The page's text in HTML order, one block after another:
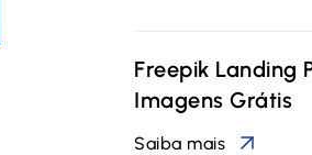
Freepik Landing
Imagens Grátis
Saiba mais